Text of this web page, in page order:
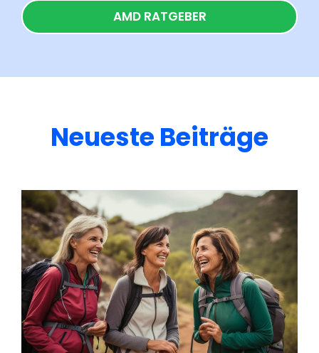
AMD RATGEBER
Neueste Beiträge